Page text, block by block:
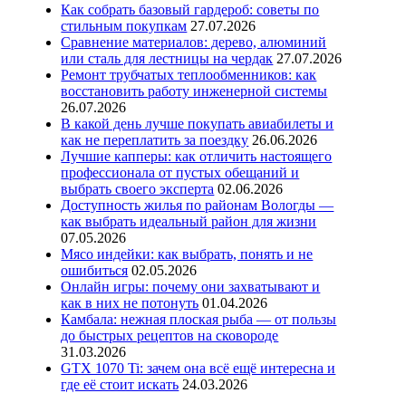
Как собрать базовый гардероб: советы по
стильным покупкам 27.07.2026
Сравнение материалов: дерево, алюминий
или сталь для лестницы на чердак 27.07.2026
Ремонт трубчатых теплообменников: как
восстановить работу инженерной системы
26.07.2026
В какой день лучше покупать авиабилеты и
как не переплатить за поездку 26.06.2026
Лучшие капперы: как отличить настоящего
профессионала от пустых обещаний и
выбрать своего эксперта 02.06.2026
Доступность жилья по районам Вологды —
как выбрать идеальный район для жизни
07.05.2026
Мясо индейки: как выбрать, понять и не
ошибиться 02.05.2026
Онлайн игры: почему они захватывают и
как в них не потонуть 01.04.2026
Камбала: нежная плоская рыба — от пользы
до быстрых рецептов на сковороде
31.03.2026
GTX 1070 Ti: зачем она всё ещё интересна и
где её стоит искать 24.03.2026